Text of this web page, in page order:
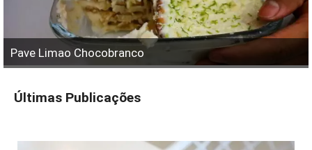
Pave Limao Chocobranco
Últimas Publicações